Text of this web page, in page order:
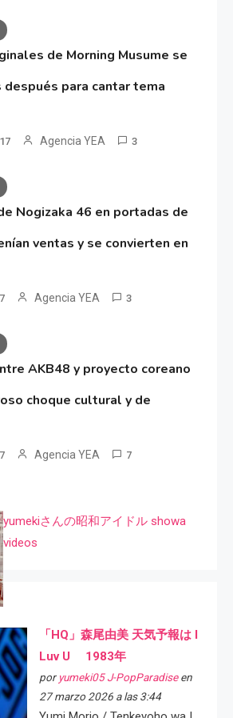
de Morning Musume se
después para cantar tema
Agencia YEA 3
Nogizaka 46 en portadas de
ventas y se convierten en
Agencia YEA 3
AKB48 y proyecto coreano
choque cultural y de
Agencia YEA 7
yumekiさんの昭和アイドル showa
videos
「HQ」森尾由美 天気予報は I
Luv U 1983年
por yumeki05 J-PopParadiseen
27 marzo 2026 a las 3:44